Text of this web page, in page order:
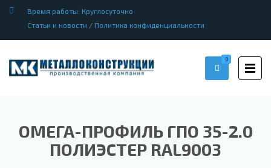
Время работы: Круглосуточно
Статьи и новости / Политика конфиденциальности
0
ОМЕГА-ПРОФИЛЬ ГПО 35-2.0
ПОЛИЭСТЕР RAL9003